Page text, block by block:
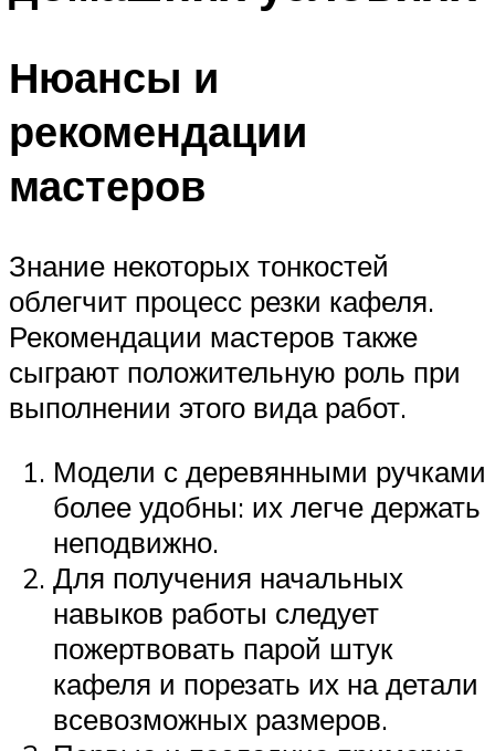
Нюансы и
рекомендации
мастеров
Знание некоторых тонкостей
облегчит процесс резки кафеля.
Рекомендации мастеров также
сыграют положительную роль при
выполнении этого вида работ.
Модели с деревянными ручками
более удобны: их легче держать
неподвижно.
Для получения начальных
навыков работы следует
пожертвовать парой штук
кафеля и порезать их на детали
всевозможных размеров.